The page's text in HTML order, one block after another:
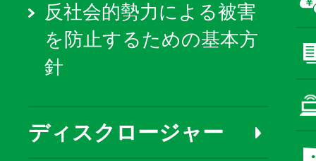
反社会的勢力による被害
を防止するための基本方
針
ディスクロージャー